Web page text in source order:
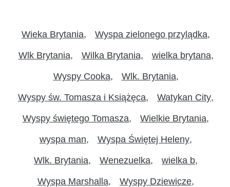
Wieka Brytania Wyspa zielonego przylądka
Wlk Brytania Wilka Brytania wielka brytana
Wyspy Cooka Wlk. Brytania
Wyspy św. Tomasza i Książęca Watykan City
Wyspy świętego Tomasza Wielkie Brytania
wyspa man Wyspa Świętej Heleny
Wlk. Brytania Wenezuelka wielka b
Wyspa Marshalla Wyspy Dziewicze